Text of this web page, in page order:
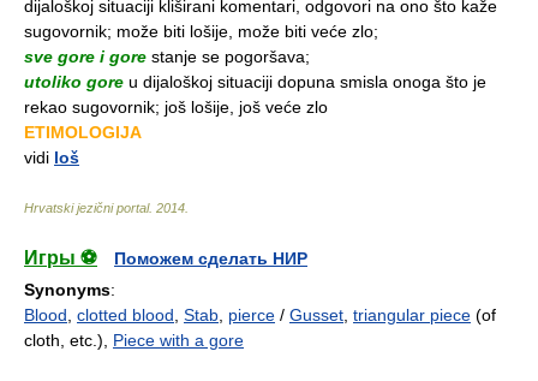
dijaloškoj situaciji kliširani komentari, odgovori na ono što kaže
sugovornik; može biti lošije, može biti veće zlo;
sve gore i gore stanje se pogoršava;
utoliko gore u dijaloškoj situaciji dopuna smisla onoga što je
rekao sugovornik; još lošije, još veće zlo
ETIMOLOGIJA
vidi loš
Hrvatski jezični portal. 2014
Игры ⚽
Поможем сделать НИР
Synonyms:
Blood clotted blood Stab pierce / Gusset triangular piece (of
cloth, etc.), Piece with a gore